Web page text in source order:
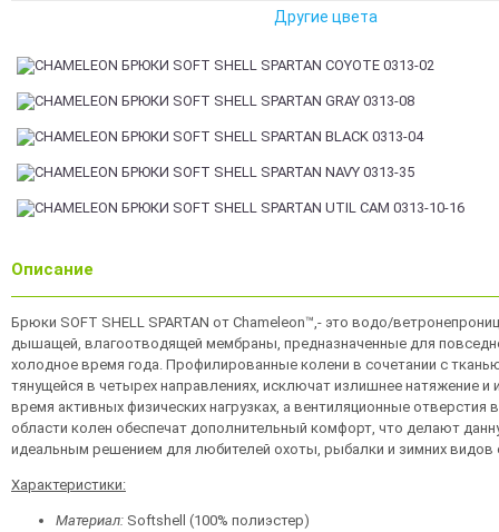
Другие цвета
Описание
Брюки SOFT SHELL SPARTAN от Chameleon™,- это водо/
дышащей, влагоотводящей мембраны, предназначенные для
холодное время года. Профилированные колени в сочетании с
тянущейся в четырех направлениях, исключат излишнее натяжение и
время активных физических нагрузках, а вентиляционные отверстия
области колен обеспечат дополнительный комфорт, что делают
идеальным решением для любителей охоты, рыбалки и зимних видов
Характеристики:
Материал: Softshell (100% полиэстер)